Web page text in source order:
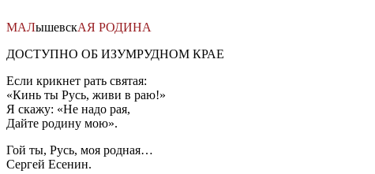
к
МАЛышевскАЯ РОДИНА
ДОСТУПНО ОБ ИЗУМРУДНОМ КРАЕ
Если крикнет рать святая:
«Кинь ты Русь, живи в раю!»
Я скажу: «Не надо рая,
Дайте родину мою».
Гой ты, Русь, моя родная…
Сергей Есенин.